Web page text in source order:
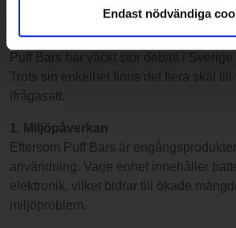
Endast nödvändiga
Puff Bars har väckt stor debatt i
Trots sin enkelhet finns det flera skäl
ifrågasatt.
1. Miljöpåverkan
Eftersom Puff Bars är
användning. Varje enhet innehåller
elektronik, vilket bidrar till ökade
miljöproblem.